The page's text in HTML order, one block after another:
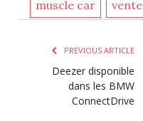
muscle car vente
PREVIOUS ARTICLE
Deezer disponible
dans les BMW
ConnectDrive